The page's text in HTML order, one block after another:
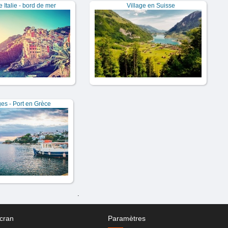
Italie - bord de mer Village en Suisse
- Port en Grèce
Paramètres